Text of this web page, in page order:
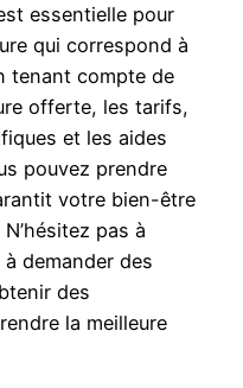
essentielle pour
qui correspond à
tenant compte de
offerte, les tarifs,
et les aides
pouvez prendre
votre bien-être
pas à
demander des
des
la meilleure